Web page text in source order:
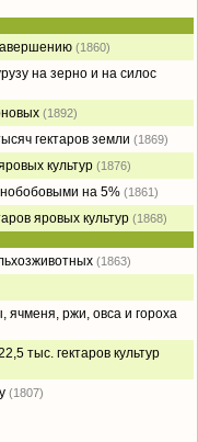
(1860)
на зерно и на силос
(1892)
гектаров земли (1869)
культур (1876)
на 5% (1861)
яровых культур (1868)
(1863)
ржи, овса и гороха
тыс. гектаров культур
(1807)